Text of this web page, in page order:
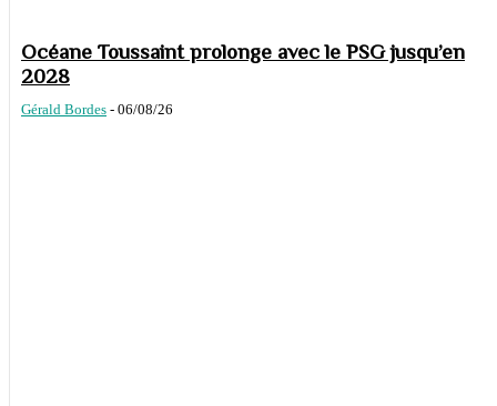
Océane Toussaint prolonge avec le PSG jusqu’en
2028
Gérald Bordes - 06/08/26